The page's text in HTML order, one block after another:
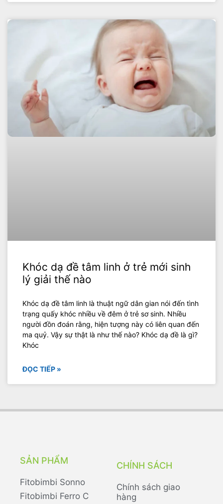
Khóc dạ đề tâm linh ở trẻ mới sinh
lý giải thế nào
Khóc dạ đề tâm linh là thuật ngữ dân gian nói đến tình
trạng quấy khóc nhiều về đêm ở trẻ sơ sinh. Nhiều
người đồn đoán rằng, hiện tượng này có liên quan đến
ma quỷ. Vậy sự thật là như thế nào? Khóc dạ đề là gì?
Khóc
ĐỌC TIẾP »
SẢN PHẨM
Fitobimbi Sonno
Fitobimbi Ferro C
CHÍNH SÁCH
Chính sách giao
hàng